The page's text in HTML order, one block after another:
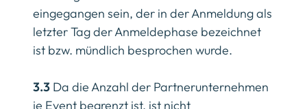
eingegangen sein, der in der Anmeldung als
letzter Tag der Anmeldephase bezeichnet
ist bzw. mündlich besprochen wurde.
3.3 Da die Anzahl der Partnerunternehmen
je Event begrenzt ist, ist nicht